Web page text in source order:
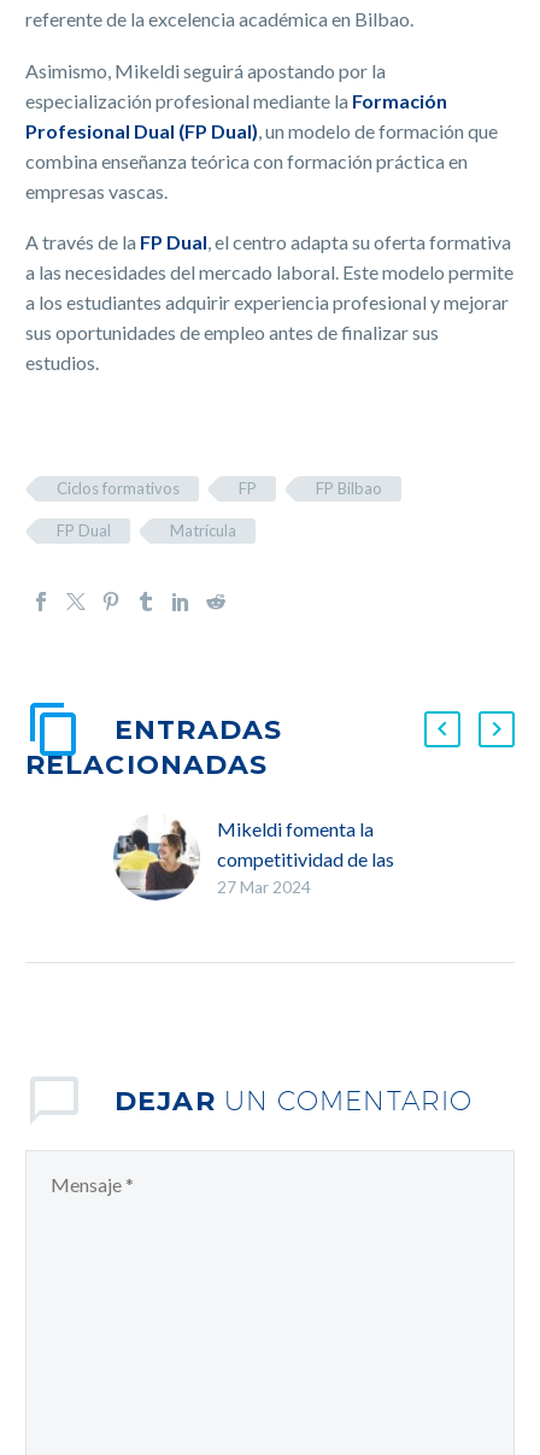
referente de la excelencia académica en Bilbao.
Asimismo, Mikeldi seguirá apostando por la
especialización profesional mediante la Formación
Profesional Dual (FP Dual), un modelo de formación que
combina enseñanza teórica con formación práctica en
empresas vascas.
A través de la FP Dual, el centro adapta su oferta formativa
a las necesidades del mercado laboral. Este modelo permite
a los estudiantes adquirir experiencia profesional y mejorar
sus oportunidades de empleo antes de finalizar sus
estudios.
Ciclos formativos FP FP Bilbao
FP Dual Matrícula
ENTRADAS
RELACIONADAS
Mikeldi fomenta la
competitividad de las
empresas mediante
27 Mar 2024
DEJAR UN COMENTARIO